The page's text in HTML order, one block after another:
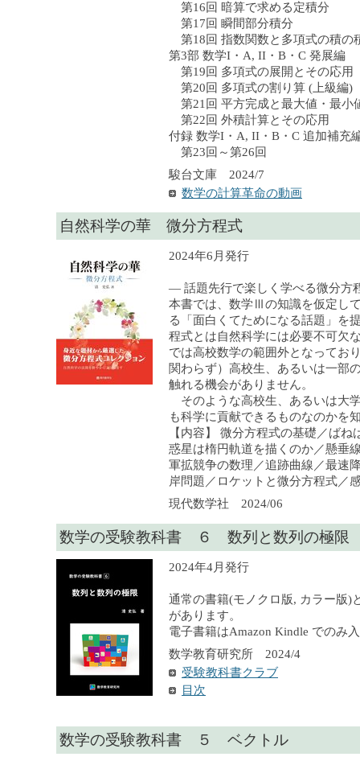
第16回 暗算で求める定積分
第17回 瞬間部分積分
第18回 指数関数と多項式の積の
第3部 数学I・A, II・B・C 発展編
第19回 多項式の展開とその応用
第20回 多項式の割り算 (上級編)
第21回 平方完成と最大値・最小
第22回 外積計算とその応用
付録 数学I・A, II・B・C 追加補充
第23回～第26回
駿台文庫 2024/7
数学の計算革命の動画
自然科学の華 微分方程式
2024年6月発行
— 話題先行で楽しく学べる微分
本書では、数学Ⅲの知識を仮定し
る「面白くてためになる話題」を
程式とは自然科学には必要不可欠
では高校数学の範囲外となってお
関わらず）高校生、あるいは一部
触れる機会がありません。
そのような高校生、あるいは大
も科学に貢献できるものなのかを
【内容】 微分方程式の基礎／ば
惑星は楕円軌道を描くのか／懸垂
軍拡競争の数理／追跡曲線／最速
岸問題／ロケットと微分方程式／
現代数学社 2024/06
数学の受験教科書 ６ 数列と数列の極限
2024年4月発行
通常の書籍(モノクロ版, カラー版)
があります。
電子書籍はAmazon Kindle でのみ
数学教育研究所 2024/4
受験教科書クラブ
目次
数学の受験教科書 ５ ベクトル